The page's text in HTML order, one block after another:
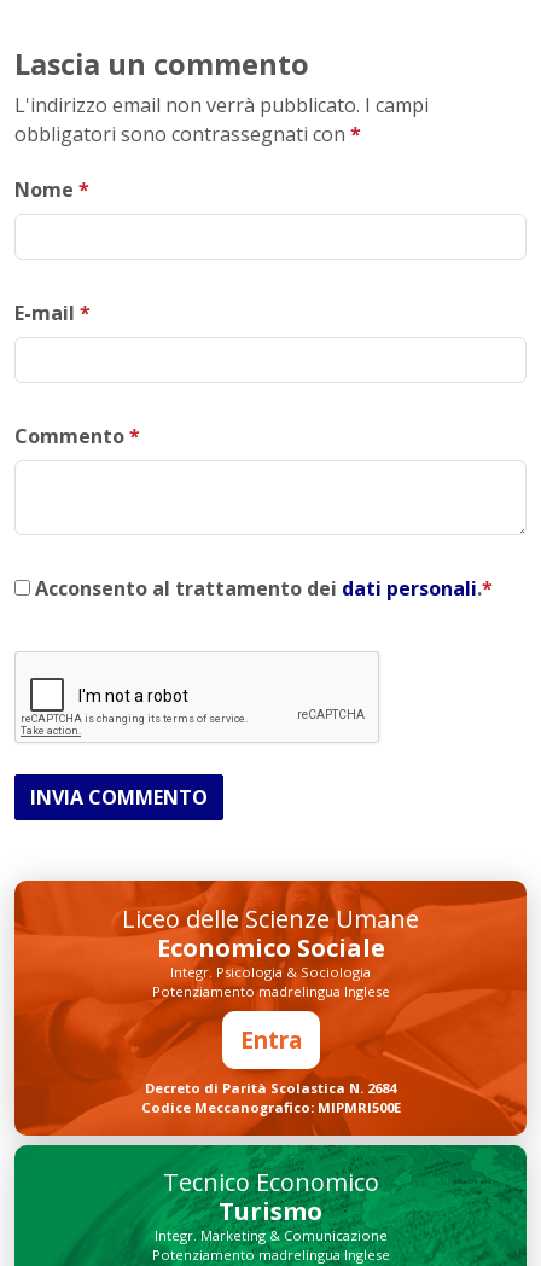
Lascia un commento
L'indirizzo email non verrà pubblicato. I campi
obbligatori sono contrassegnati con *
Nome *
E-mail *
Commento*
Acconsento al trattamento dei dati personali.*
INVIA COMMENTO
Liceo delle Scienze Umane
Economico Sociale
Integr. Psicologia & Sociologia
Potenziamento madrelingua Inglese
Entra
Decreto di Parità Scolastica N. 2684
Codice Meccanografico: MIPMRI500E
Tecnico Economico
Turismo
Integr. Marketing & Comunicazione
Potenziamento madrelingua Inglese